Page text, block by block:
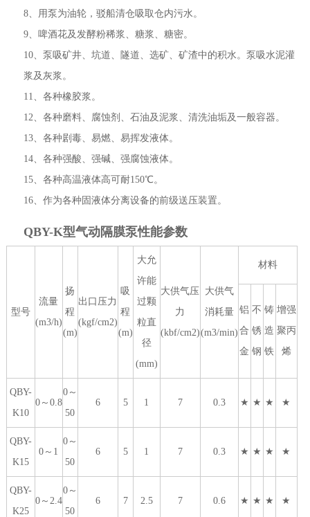
8、用泵为油轮，驳船清仓吸取仓内污水。
9、啤酒花及发酵粉稀浆、糖浆、糖密。
10、泵吸矿井、坑道、隧道、选矿、矿渣中的积水。泵吸水泥灌
浆及灰浆。
11、各种橡胶浆。
12、各种磨料、腐蚀剂、石油及泥浆、清洗油垢及一般容器。
13、各种剧毒、易燃、易挥发液体。
14、各种强酸、强碱、强腐蚀液体。
15、各种高温液体高可耐150℃。
16、作为各种固液体分离设备的前级送压装置。
QBY-K型气动隔膜泵性能参数
型号
流量
(m3/h)
扬
程
(m)
出口压力
(kgf/cm2)
吸
程
(m)
大允
许能
过颗
粒直
径
(mm)
大供气压
力
(kbf/cm2)
大供气
消耗量
(m3/min)
材料
铝
合
金
不
锈
钢
铸
造
铁
增强
聚丙
烯
QBY-
K10
0～0.8
0～
50
6 5 1 7 0.3 ★ ★ ★ ★
QBY-
K15
0～1
0～
50
6 5 1 7 0.3 ★ ★ ★ ★
QBY-
K25
0～2.4
0～
50
6 7 2.5 7 0.6 ★ ★ ★ ★